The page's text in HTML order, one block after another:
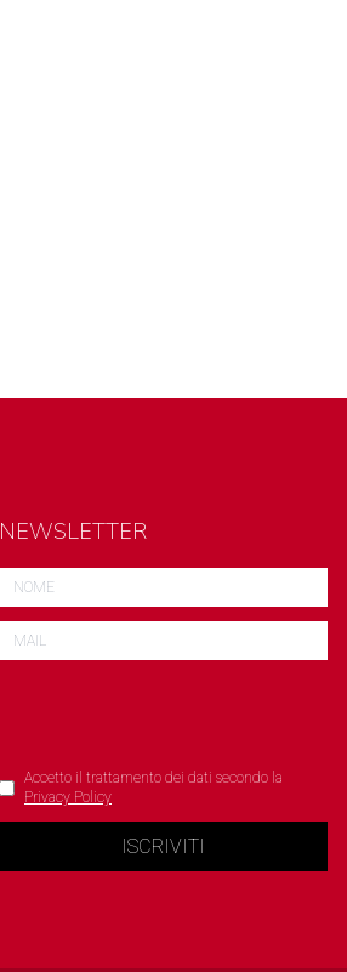
NEWSLETTER
Accetto il trattamento dei dati secondo la
Privacy Policy
ISCRIVITI